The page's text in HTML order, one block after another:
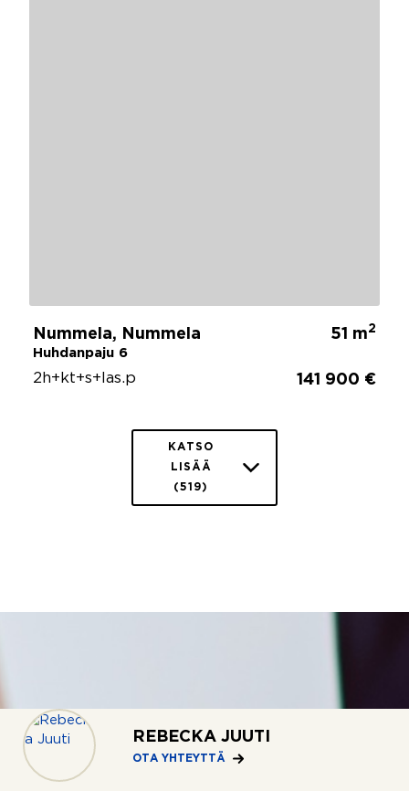
REBECKA JUUTI
OTA YHTEYTTÄ
Nummela, Nummela
Huhdanpaju 6
51 m2
2h+kt+s+las.p 141 900 €
KATSO
LISÄÄ
(519)